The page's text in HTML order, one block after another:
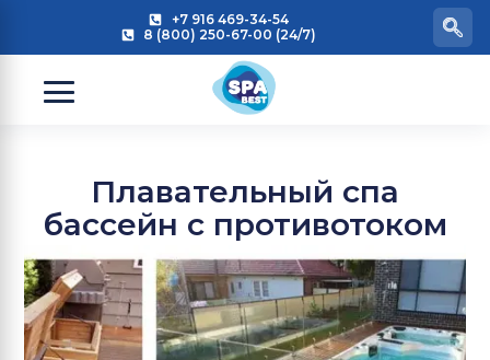
+7 916 469-34-54
8 (800) 250-67-00 (24/7)
Плавательный спа
бассейн с противотоком
и отсеком джакузи